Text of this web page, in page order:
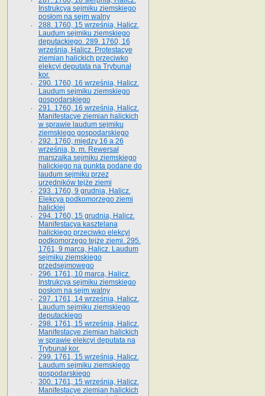
Instrukcya sejmiku ziemskiego
posłom na sejm walny
288. 1760, 15 września, Halicz.
Laudum sejmiku ziemskiego
deputackiego. 289. 1760, 16
września, Halicz. Protestacye
ziemian halickich przeciwko
elekcyi deputata na Trybunał
kor.
290. 1760, 16 września, Halicz.
Laudum sejmiku ziemskiego
gospodarskiego
291. 1760, 16 września, Halicz.
Manifestacye ziemian halickich
w sprawie laudum sejmiku
ziemskiego gospodarskiego
292. 1760, między 16 a 26
września, b. m. Rewersał
marszałka sejmiku ziemskiego
halickiego na punkta podane do
laudum sejmiku przez
urzędników tejże ziemi
293. 1760, 9 grudnia, Halicz.
Elekcya podkomorzego ziemi
halickiej
294. 1760, 15 grudnia, Halicz.
Manifestacya kasztelana
halickiego przeciwko elekcyi
podkomorzego tejże ziemi. 295.
1761, 9 marca, Halicz. Laudum
sejmiku ziemskiego
przedsejmowego
296. 1761, 10 marca, Halicz.
Instrukcya sejmiku ziemskiego
posłom na sejm walny
297. 1761, 14 września, Halicz.
Laudum sejmiku ziemskiego
deputackiego
298. 1761, 15 września, Halicz.
Manifestacye ziemian halickich
w sprawie elekcyi deputata na
Trybunał kor.
299. 1761, 15 września, Halicz.
Laudum sejmiku ziemskiego
gospodarskiego
300. 1761, 15 września, Halicz.
Manifestacye ziemian halickich